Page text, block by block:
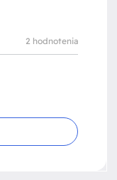
2 hodnotenia